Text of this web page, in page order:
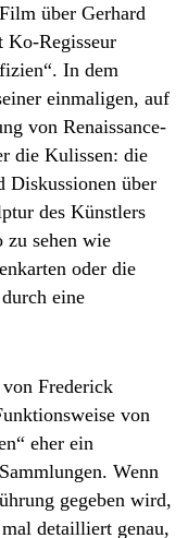
über Gerhard
Ko-Regisseur
. In dem
einmaligen, auf
von Renaissance-
die Kulissen: die
Diskussionen über
des Künstlers
zu sehen wie
oder die
eine
Frederick
von
eher ein
Wenn
gegeben wird,
detailliert genau,